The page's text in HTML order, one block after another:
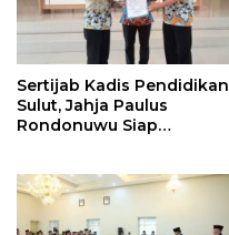
Sertijab Kadis Pendidikan
Sulut, Jahja Paulus
Rondonuwu Siap